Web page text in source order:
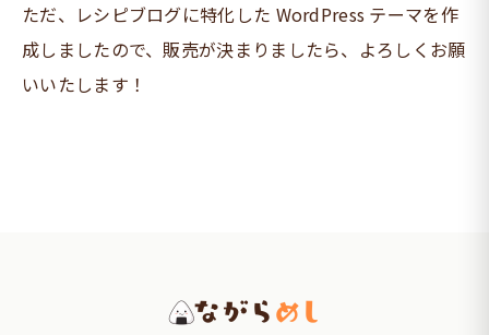
ただ、レシピブログに特化した WordPress テーマを作
成しましたので、販売が決まりましたら、よろしくお願
いいたします！